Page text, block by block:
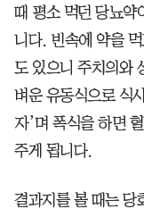
때 평소 먹던 당뇨약
니다. 빈속에 약을
도 있으니 주치의와
벼운 유동식으로 식
자’며 폭식을 하면
주게 됩니다.
결과지를 볼 때는 당